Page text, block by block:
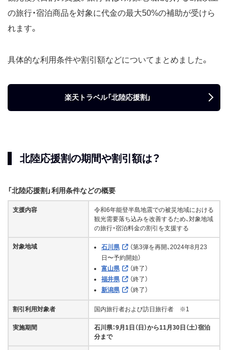
の旅行・宿泊商品を対象に代金の最大50%の補助が受けら
れます。
具体的な利用条件や割引額などについてまとめました。
楽天トラベル「北陸応援割」
北陸応援割の期間や割引額は？
「北陸応援割」利用条件などの概要
支援内容
令和6年能登半島地震での被災地域における
観光需要落ち込みを改善するため、対象地域
の旅行・宿泊料金の割引を支援する
対象地域 石川県
（第3弾を再開、2024年8月23
日〜予約開始）
富山県
（終了）
福井県
（終了）
新潟県
（終了）
割引利用対象者 国内旅行者および訪日旅行者 ※1
実施期間
石川県：9月1日（日）から11月30日（土）宿泊
分まで